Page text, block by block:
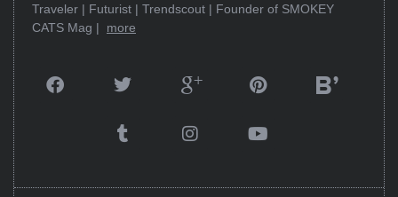
Traveler | Futurist | Trendscout | Founder of SMOKEY
CATS Mag | more